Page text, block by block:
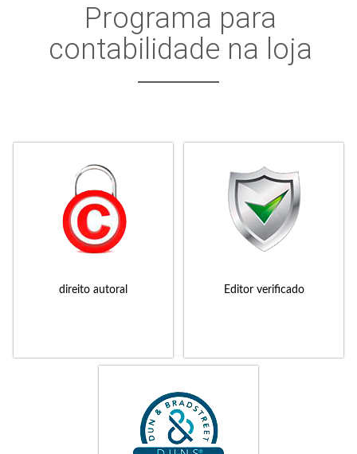
Programa para
contabilidade na loja
direito autoral Editor verificado